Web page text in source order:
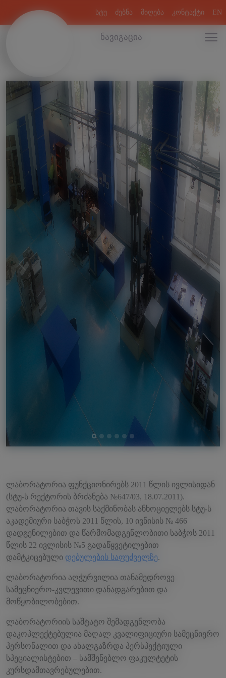
სტუ ძებნა მიღება კონტაქტი EN
ნავიგაცია
Previous Next
ლაბორატორია ფუნქციონირებს 2011 წლის ივლისიდან
(სტუ-ს რექტორის ბრძანება №647/03, 18.07.2011).
ლაბორატორია თავის საქმინობას ანხოციელებს სტუ-ს
აკადემიური საბჭოს 2011 წლის, 10 ივნისის № 466
დადგენილებით და წარმომადგენლობითი საბჭოს 2011
წლის 22 ივლისის №5 გადაწყვეტილებით
დამტკიცებული დებულების საფუძველზე.
ლაბორატორია აღჭურვილია თანამედროვე
სამეცნიერო-კვლევითი დანადგარებით და
მოწყობილობებით.
ლაბორატორიის საშტატო შემადგენლობა
დაკოპლექტებულია მაღალ კვალიფიციური სამეცნიერო
პერსონალით და ახალგაზრდა პერსპექტიული
სპეციალისტებით – სამშენებლო ფაკულტეტის
კურსდამთავრებულებით.